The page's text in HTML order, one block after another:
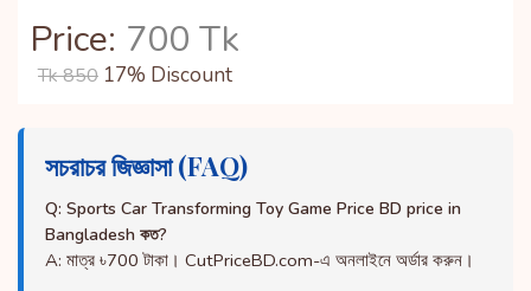
Price: 700 Tk
Tk 850 17% Discount
সচরাচর জিজ্ঞাসা (FAQ)
Q: Sports Car Transforming Toy Game Price BD price in
Bangladesh কত?
A: মাত্র ৳700 টাকা। CutPriceBD.com-এ অনলাইনে অর্ডার করুন।